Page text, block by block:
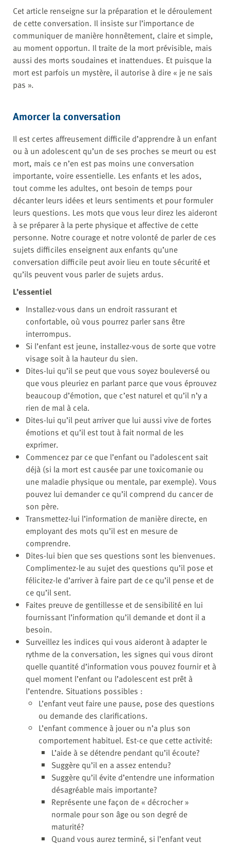
Cet article renseigne sur la préparation et le déroulement
de cette conversation. Il insiste sur l’importance de
communiquer de manière honnêtement, claire et simple,
au moment opportun. Il traite de la mort prévisible, mais
aussi des morts soudaines et inattendues. Et puisque la
mort est parfois un mystère, il autorise à dire « je ne sais
pas ».
Amorcer la conversation
Il est certes affreusement difficile d’apprendre à un enfant
ou à un adolescent qu’un de ses proches se meurt ou est
mort, mais ce n’en est pas moins une conversation
importante, voire essentielle. Les enfants et les ados,
tout comme les adultes, ont besoin de temps pour
décanter leurs idées et leurs sentiments et pour formuler
leurs questions. Les mots que vous leur direz les aideront
à se préparer à la perte physique et affective de cette
personne. Notre courage et notre volonté de parler de ces
sujets difficiles enseignent aux enfants qu’une
conversation difficile peut avoir lieu en toute sécurité et
qu’ils peuvent vous parler de sujets ardus.
L’essentiel
Installez-vous dans un endroit rassurant et
confortable, où vous pourrez parler sans être
interrompus.
Si l’enfant est jeune, installez-vous de sorte que votre
visage soit à la hauteur du sien.
Dites-lui qu’il se peut que vous soyez bouleversé ou
que vous pleuriez en parlant parce que vous éprouvez
beaucoup d’émotion, que c’est naturel et qu’il n’y a
rien de mal à cela.
Dites-lui qu’il peut arriver que lui aussi vive de fortes
émotions et qu’il est tout à fait normal de les
exprimer.
Commencez par ce que l’enfant ou l’adolescent sait
déjà (si la mort est causée par une toxicomanie ou
une maladie physique ou mentale, par exemple). Vous
pouvez lui demander ce qu’il comprend du cancer de
son père.
Transmettez-lui l’information de manière directe, en
employant des mots qu’il est en mesure de
comprendre.
Dites-lui bien que ses questions sont les bienvenues.
Complimentez-le au sujet des questions qu’il pose et
félicitez-le d’arriver à faire part de ce qu’il pense et de
ce qu’il sent.
Faites preuve de gentillesse et de sensibilité en lui
fournissant l’information qu’il demande et dont il a
besoin.
Surveillez les indices qui vous aideront à adapter le
rythme de la conversation, les signes qui vous diront
quelle quantité d’information vous pouvez fournir et à
quel moment l’enfant ou l’adolescent est prêt à
l’entendre. Situations possibles :
L’enfant veut faire une pause, pose des questions
ou demande des clarifications.
L’enfant commence à jouer ou n’a plus son
comportement habituel. Est-ce que cette activité:
L’aide à se détendre pendant qu’il écoute?
Suggère qu’il en a assez entendu?
Suggère qu’il évite d’entendre une information
désagréable mais importante?
Représente une façon de « décrocher »
normale pour son âge ou son degré de
maturité?
Quand vous aurez terminé, si l’enfant veut